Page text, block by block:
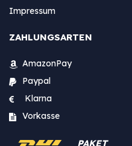
Impressum
ZAHLUNGSARTEN
AmazonPay
Paypal
Klarna
Vorkasse
PAKET